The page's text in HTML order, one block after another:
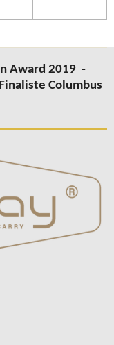
Award 2019 -
Finaliste Columbus